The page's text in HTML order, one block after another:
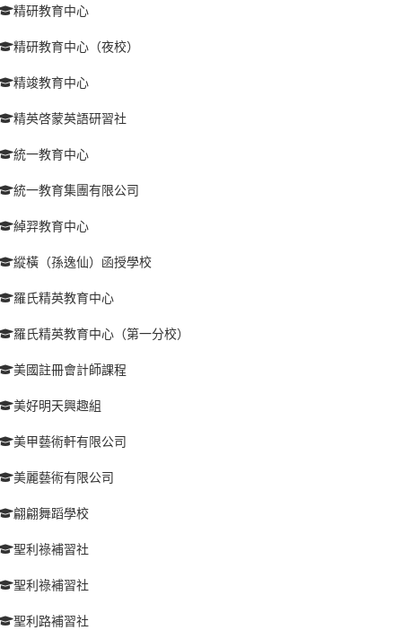
精研教育中心
精研教育中心（夜校）
精竣教育中心
精英啓蒙英語研習社
統一教育中心
統一教育集團有限公司
綽羿教育中心
縱橫（孫逸仙）函授學校
羅氏精英教育中心
羅氏精英教育中心（第一分校）
美國註冊會計師課程
美好明天興趣組
美甲藝術軒有限公司
美麗藝術有限公司
翩翩舞蹈學校
聖利祿補習社
聖利祿補習社
聖利路補習社